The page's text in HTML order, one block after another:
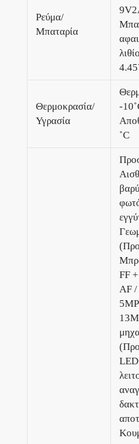
Ρεύμα/
Μπαταρία
Θερμοκρασία/
Υγρασία
-
˚C
FF
AF /